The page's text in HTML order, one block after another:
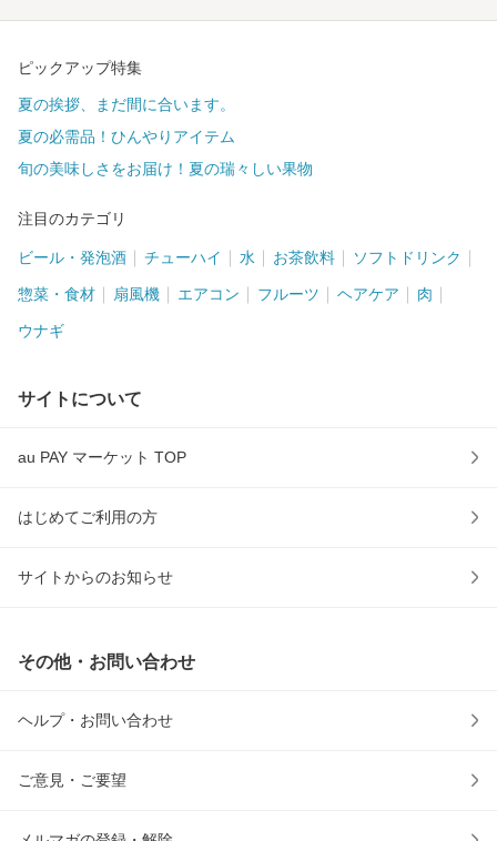
ピックアップ特集
夏の挨拶、まだ間に合います。
夏の必需品！ひんやりアイテム
旬の美味しさをお届け！夏の瑞々しい果物
注目のカテゴリ
ビール・発泡酒 チューハイ 水 お茶飲料 ソフトドリンク
惣菜・食材 扇風機 エアコン フルーツ ヘアケア 肉
ウナギ
サイトについて
au PAY マーケット TOP
はじめてご利用の方
サイトからのお知らせ
その他・お問い合わせ
ヘルプ・お問い合わせ
ご意見・ご要望